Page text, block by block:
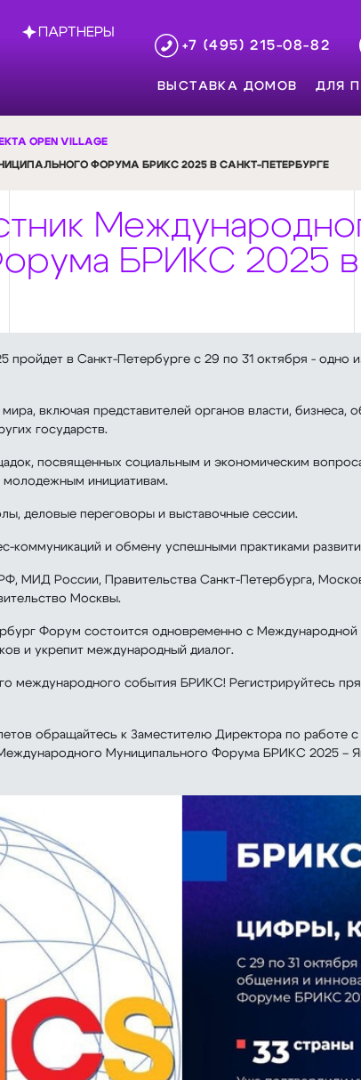
ПАРТНЕРЫ
+7 (495) 215-08-82
ВЫСТАВКА ДОМОВ ДЛЯ
OPEN VILLAGE
ФОРУМА БРИКС 2025 В САНКТ-ПЕТЕРБУРГЕ
БРИКС 2025
в Санкт-Петербурге с 29 по 31 октября - одно
включая представителей органов власти, бизнеса,
государств.
посвященных социальным и экономическим
молодежным инициативам.
деловые переговоры и выставочные сессии.
коммуникаций и обмену успешными практиками
МИД России, Правительства Санкт-Петербурга,
Москвы.
Форум состоится одновременно с Международной
и укрепит международный диалог.
международного события БРИКС! Регистрируйтесь
обращайтесь к Заместителю Директора по работе
Муниципального Форума БРИКС 2025 –